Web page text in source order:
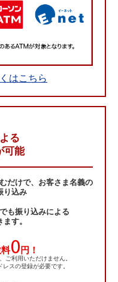
はこちら
る
可能
だけで、お客さま名義の
り込み
も振り込みによる
す。
0円！
利用いただけません。
スの登録が必要です。